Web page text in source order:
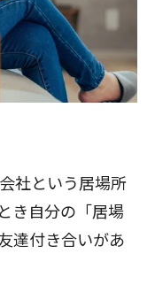
社という居場所
き自分の「居場
達付き合いがあ